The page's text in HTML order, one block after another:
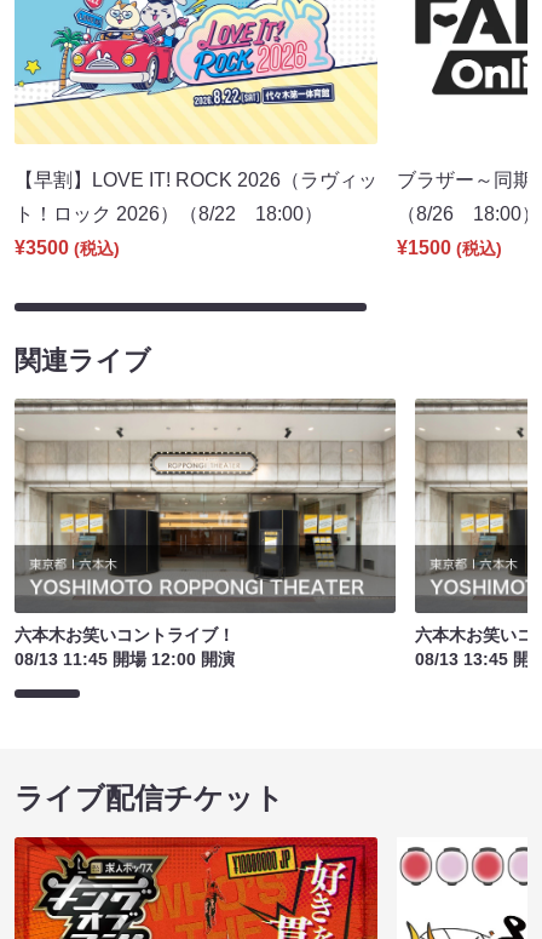
【早割】LOVE IT! ROCK 2026（ラヴィッ
ト！ロック 2026）（8/22 18:00）
¥3500 (税込)
ブラザー～同期
（8/26 18:00）
¥1500 (税込)
関連ライブ
六本木お笑いコントライブ！
08/13 11:45 開場 12:00 開演
六本木お笑いコ
08/13 13:45 開
ライブ配信チケット